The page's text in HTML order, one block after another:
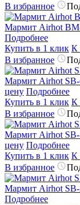
В избранное
Мармит Airhot
Подробнее
Купить в 1 клик К
В избранное
Мармит Airhot SB-
цену Подробнее
Купить в 1 клик К
В избранное
Мармит Airhot SB-
цену Подробнее
Купить в 1 клик К
В избранное
Мармит Airhot SB-
Подробнее